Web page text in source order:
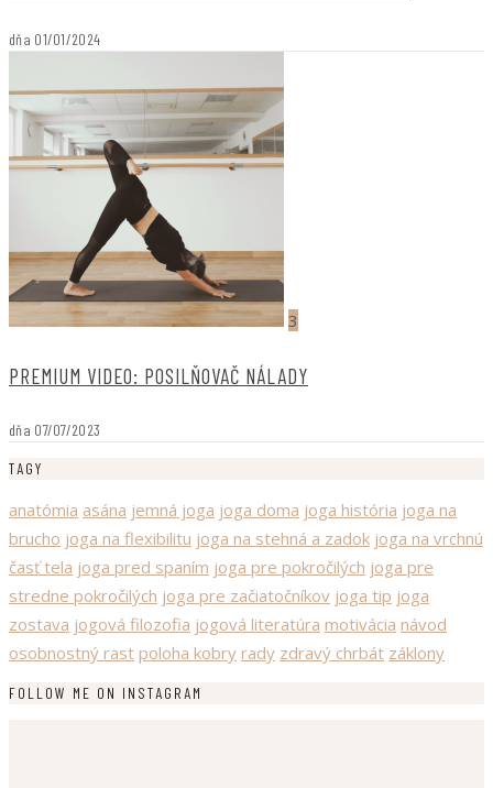
dňa 01/01/2024
3
PREMIUM VIDEO: POSILŇOVAČ NÁLADY
dňa 07/07/2023
TAGY
anatómia asána jemná joga joga doma joga história joga na
brucho joga na flexibilitu joga na stehná a zadok joga na vrchnú
časť tela joga pred spaním joga pre pokročilých joga pre
stredne pokročilých joga pre začiatočníkov joga tip joga
zostava jogová filozofia jogová literatúra motivácia návod
osobnostný rast poloha kobry rady zdravý chrbát záklony
FOLLOW ME ON INSTAGRAM